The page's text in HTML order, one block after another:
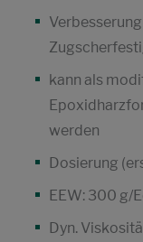
kann als
werden
Dosierung
EEW: 300 g/
Dyn.